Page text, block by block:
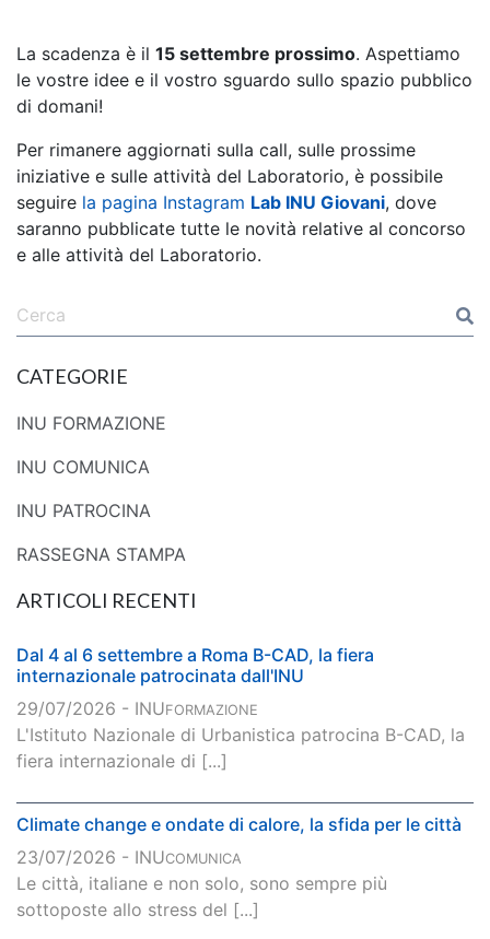
La scadenza è il 15 settembre prossimo. Aspettiamo
le vostre idee e il vostro sguardo sullo spazio pubblico
di domani!
Per rimanere aggiornati sulla call, sulle prossime
iniziative e sulle attività del Laboratorio, è possibile
seguire la pagina Instagram Lab INU Giovani, dove
saranno pubblicate tutte le novità relative al concorso
e alle attività del Laboratorio.
CATEGORIE
INU FORMAZIONE
INU COMUNICA
INU PATROCINA
RASSEGNA STAMPA
ARTICOLI RECENTI
Dal 4 al 6 settembre a Roma B-CAD, la fiera
internazionale patrocinata dall'INU
29/07/2026 - INUFORMAZIONE
L'Istituto Nazionale di Urbanistica patrocina B-CAD, la
fiera internazionale di [...]
Climate change e ondate di calore, la sfida per le città
23/07/2026 - INUCOMUNICA
Le città, italiane e non solo, sono sempre più
sottoposte allo stress del [...]